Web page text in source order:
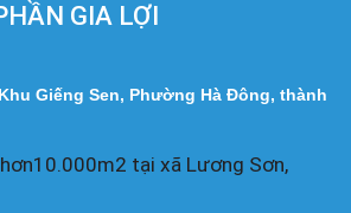
GIA LỢI
Giếng Sen, Phường Hà Đông, thành
tại xã Lương Sơn,